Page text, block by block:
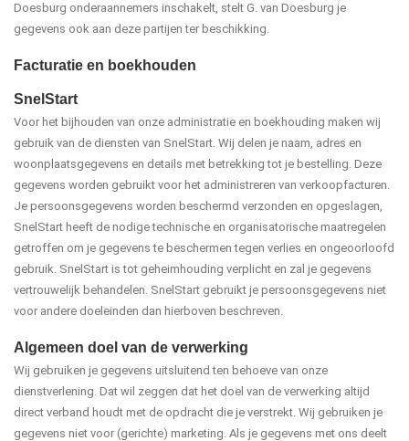
Doesburg onderaannemers inschakelt, stelt G. van Doesburg je
gegevens ook aan deze partijen ter beschikking.
Facturatie en boekhouden
SnelStart
Voor het bijhouden van onze administratie en boekhouding maken wij
gebruik van de diensten van SnelStart. Wij delen je naam, adres en
woonplaatsgegevens en details met betrekking tot je bestelling. Deze
gegevens worden gebruikt voor het administreren van verkoopfacturen.
Je persoonsgegevens worden beschermd verzonden en opgeslagen,
SnelStart heeft de nodige technische en organisatorische maatregelen
getroffen om je gegevens te beschermen tegen verlies en ongeoorloofd
gebruik. SnelStart is tot geheimhouding verplicht en zal je gegevens
vertrouwelijk behandelen. SnelStart gebruikt je persoonsgegevens niet
voor andere doeleinden dan hierboven beschreven.
Algemeen doel van de verwerking
Wij gebruiken je gegevens uitsluitend ten behoeve van onze
dienstverlening. Dat wil zeggen dat het doel van de verwerking altijd
direct verband houdt met de opdracht die je verstrekt. Wij gebruiken je
gegevens niet voor (gerichte) marketing. Als je gegevens met ons deelt